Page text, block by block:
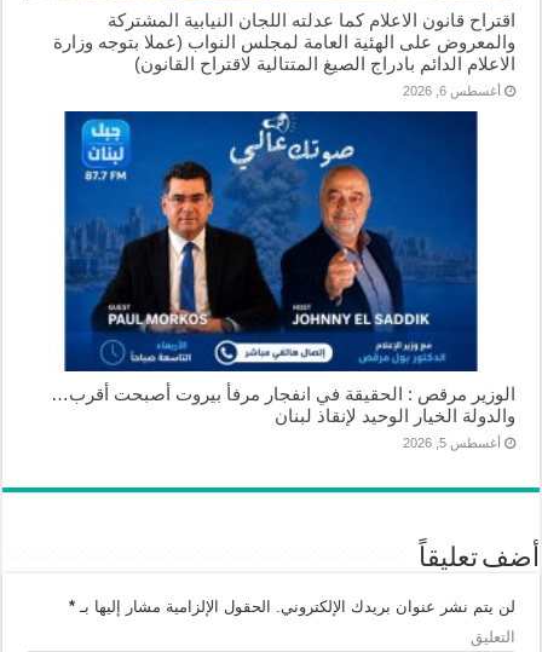
اقتراح قانون الاعلام كما عدلته اللجان النيابية المشتركة
والمعروض على الهئية العامة لمجلس النواب (عملا بتوجه وزارة
الاعلام الدائم بادراج الصيغ المتتالية لاقتراح القانون)
أغسطس 6, 2026
الوزير مرقص : الحقيقة في انفجار مرفأ بيروت أصبحت أقرب…
والدولة الخيار الوحيد لإنقاذ لبنان
أغسطس 5, 2026
أضف تعليقاً
لن يتم نشر عنوان بريدك الإلكتروني. الحقول الإلزامية مشار إليها بـ*
التعليق